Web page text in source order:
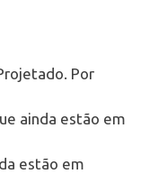
Por
ainda estão em
estão em